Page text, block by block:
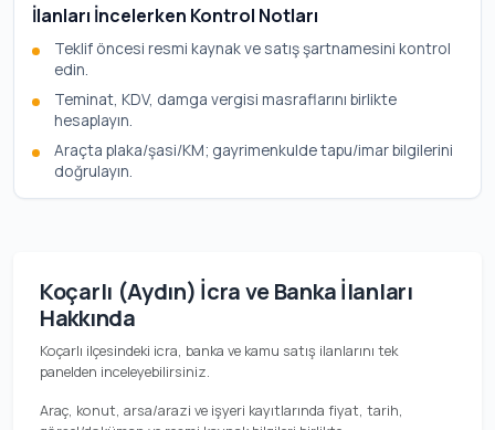
İlanları İncelerken Kontrol Notları
Teklif öncesi resmi kaynak ve satış şartnamesini kontrol
edin.
Teminat, KDV, damga vergisi masraflarını birlikte
hesaplayın.
Araçta plaka/şasi/KM; gayrimenkulde tapu/imar bilgilerini
doğrulayın.
Koçarlı (Aydın) İcra ve Banka İlanları
Hakkında
Koçarlı ilçesindeki icra, banka ve kamu satış ilanlarını tek
panelden inceleyebilirsiniz.
Araç, konut, arsa/arazi ve işyeri kayıtlarında fiyat, tarih,